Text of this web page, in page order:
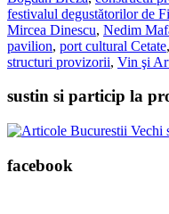
festivalul degustătorilor de
Mircea Dinescu, Nedim
pavilion, port cultural Cetate,
structuri provizorii, Vin şi
sustin si particip la
facebook